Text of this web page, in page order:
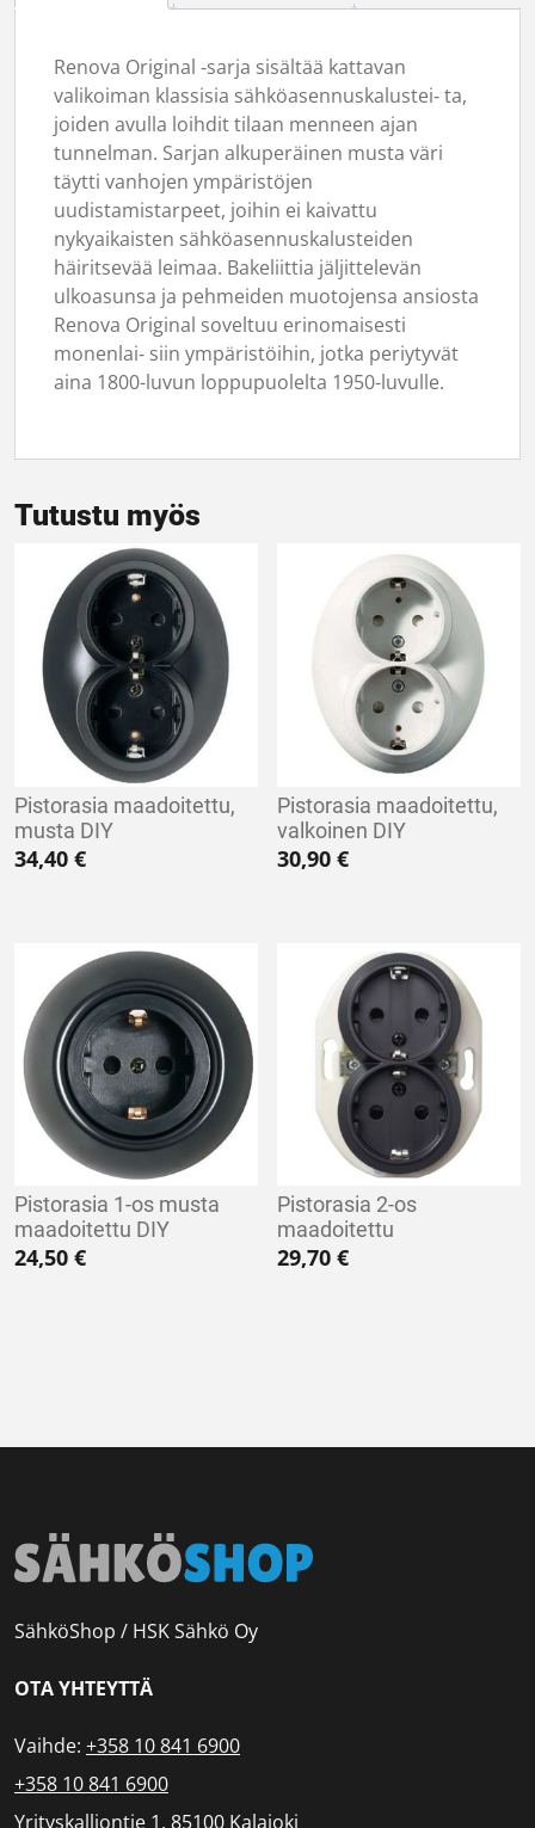
Renova Original ‑sarja sisältää kattavan
valikoiman klassisia sähköasennuskalustei‑ ta,
joiden avulla loihdit tilaan menneen ajan
tunnelman. Sarjan alkuperäinen musta väri
täytti vanhojen ympäristöjen
uudistamistarpeet, joihin ei kaivattu
nykyaikaisten sähköasennuskalusteiden
häiritsevää leimaa. Bakeliittia jäljittelevän
ulkoasunsa ja pehmeiden muotojensa ansiosta
Renova Original soveltuu erinomaisesti
monenlai‑ siin ympäristöihin, jotka periytyvät
aina 1800-luvun loppupuolelta 1950-luvulle.
Tutustu myös
Pistorasia maadoitettu,
musta DIY
34,40 €
Pistorasia maadoitettu,
valkoinen DIY
30,90€
Pistorasia 1-os musta
maadoitettu DIY
24,50 €
Pistorasia 2-os
maadoitettu
29,70€
SähköShop / HSK Sähkö Oy
OTA YHTEYTTÄ
Vaihde: +358 10 841 6900
+358 10 841 6900
Yrityskalliontie 1, 85100 Kalajoki